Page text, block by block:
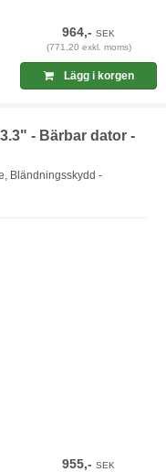
964,-SEK
(771,20 exkl. moms)
Lägg i korgen
- Bärbar dator -
Bländningsskydd -
955,-SEK